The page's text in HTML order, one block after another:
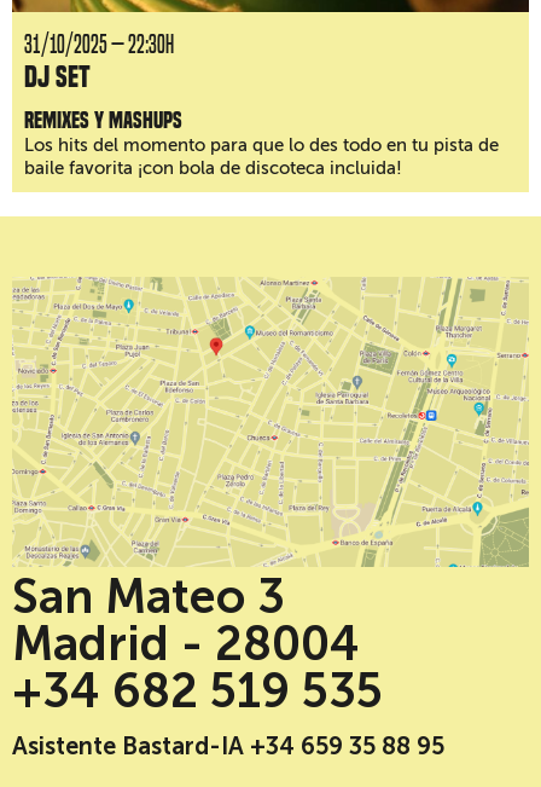
31/10/2025 — 22:30H
DJ Set
Remixes y mashups
Los hits del momento para que lo des todo en tu pista de
baile favorita ¡con bola de discoteca incluida!
San Mateo 3
Madrid - 28004
+34 682 519 535
Asistente Bastard-IA +34 659 35 88 95